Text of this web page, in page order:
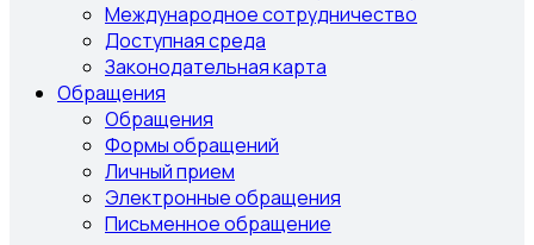
Международное сотрудничество
Доступная среда
Законодательная карта
Обращения
Обращения
Формы обращений
Личный прием
Электронные обращения
Письменное обращение